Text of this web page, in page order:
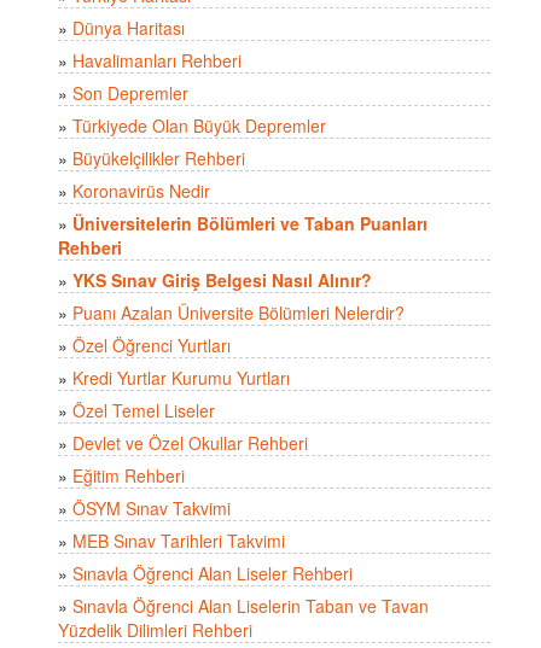
» Dünya Haritası
» Havalimanları Rehberi
» Son Depremler
» Türkiyede Olan Büyük Depremler
» Büyükelçilikler Rehberi
» Koronavirüs Nedir
» Üniversitelerin Bölümleri ve Taban Puanları
Rehberi
» YKS Sınav Giriş Belgesi Nasıl Alınır?
» Puanı Azalan Üniversite Bölümleri Nelerdir?
» Özel Öğrenci Yurtları
» Kredi Yurtlar Kurumu Yurtları
» Özel Temel Liseler
» Devlet ve Özel Okullar Rehberi
» Eğitim Rehberi
» ÖSYM Sınav Takvimi
» MEB Sınav Tarihleri Takvimi
» Sınavla Öğrenci Alan Liseler Rehberi
» Sınavla Öğrenci Alan Liselerin Taban ve Tavan
Yüzdelik Dilimleri Rehberi